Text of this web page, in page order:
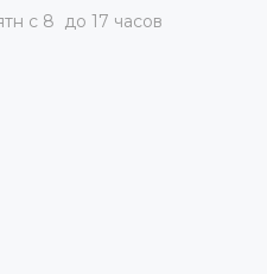
с 8 до 17 часов